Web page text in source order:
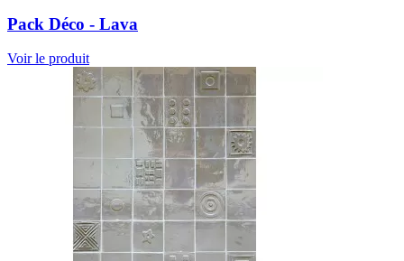
Pack Déco - Lava
Voir le produit